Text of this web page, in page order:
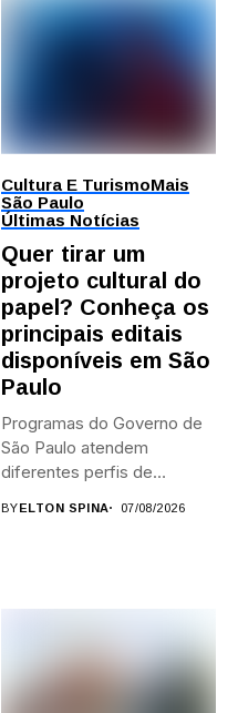
Cultura E TurismoMais
São Paulo
Últimas Notícias
Quer tirar um
projeto cultural do
papel? Conheça os
principais editais
disponíveis em São
Paulo
Programas do Governo de
São Paulo atendem
diferentes perfis de
BYELTON SPINA 07/08/2026